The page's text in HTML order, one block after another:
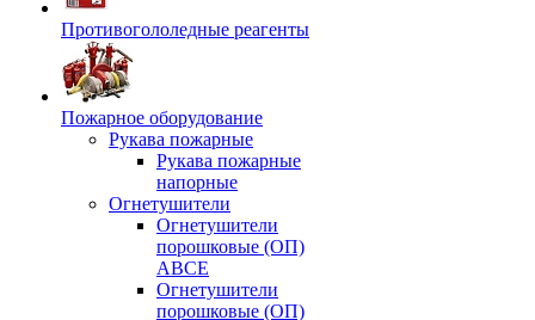
Противогололедные реагенты
Пожарное оборудование
Рукава пожарные
Рукава пожарные
напорные
Огнетушители
Огнетушители
порошковые (ОП)
АВСЕ
Огнетушители
порошковые (ОП)